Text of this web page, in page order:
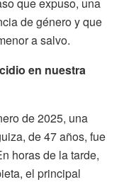
de género y que
a salvo.
en nuestra
de 2025, una
de 47 años, fue
horas de la tarde,
el principal